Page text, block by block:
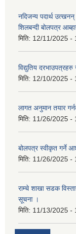
नदिजन्य पदार्थ उत्खनन्
शिलबन्दी बोलपत्र
मिति: 12/11/2025 -
विद्युतिय
मिति: 12/10/2025 -
लागत अनुमान तयार
मिति: 11/26/2025 -
बोलपत्र स्वीकृत गर्ने
मिति: 11/26/2025 -
राम्चे शाखा सडक
सूचना ।
मिति: 11/13/2025 -